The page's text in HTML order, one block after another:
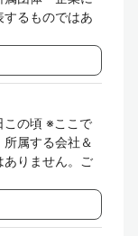
るものではあ
この頃 ※ここで
属する会社＆
ありません。ご